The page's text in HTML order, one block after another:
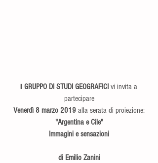
GRUPPO DI STUDI GEOGRAFICI vi invita a
partecipare
Venerdì 8 marzo 2019 alla serata di proiezione:
"Argentina e Cile"
Immagini e sensazioni
di Emilio Zanini